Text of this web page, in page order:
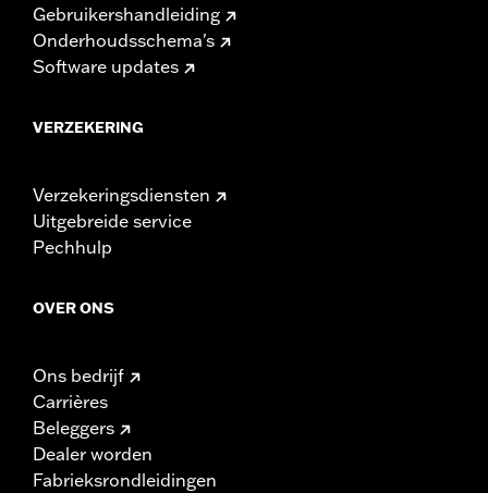
Gebruikershandleiding
Onderhoudsschema's
Software updates
VERZEKERING
Verzekeringsdiensten
Uitgebreide service
Pechhulp
OVER ONS
Ons bedrijf
Carrières
Beleggers
Dealer worden
Fabrieksrondleidingen